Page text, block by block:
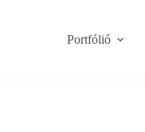
Portfólió